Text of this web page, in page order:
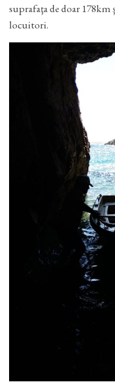
suprafaţa de doar 178km
locuitori.